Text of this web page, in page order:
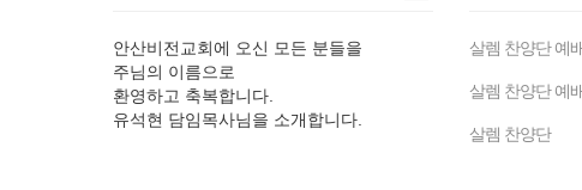
안산비전교회에 오신 모든 분들을
주님의 이름으로
환영하고 축복합니다.
유석현 담임목사님을 소개합니다.
살렘 찬양단 예
살렘 찬양단 예
살렘 찬양단